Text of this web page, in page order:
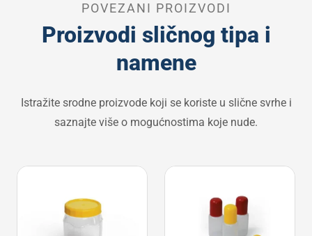
POVEZANI PROIZVODI
Proizvodi sličnog tipa i
namene
Istražite srodne proizvode koji se koriste u slične svrhe i
saznajte više o mogućnostima koje nude.